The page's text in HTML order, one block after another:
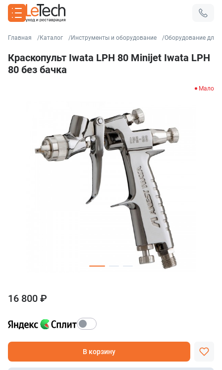
Главная Каталог Инструменты и оборудование Оборудование для
Краскопульт Iwata LPH 80 Minijet Iwata LPH
80 без бачка
Мало
16 800 ₽
В корзину